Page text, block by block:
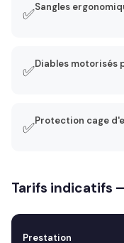
✅Sangles
✅Diables motorisés
✅Protection cage
Tarifs indicatifs
Prestation